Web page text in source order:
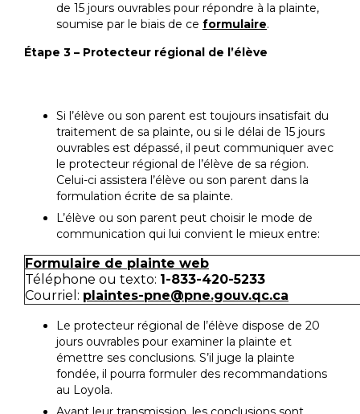
de 15 jours ouvrables pour répondre à la plainte,
soumise par le biais de ce formulaire.
Étape 3 – Protecteur régional de l’élève
Si l’élève ou son parent est toujours insatisfait du
traitement de sa plainte, ou si le délai de 15 jours
ouvrables est dépassé, il peut communiquer avec
le protecteur régional de l’élève de sa région.
Celui-ci assistera l’élève ou son parent dans la
formulation écrite de sa plainte.
L’élève ou son parent peut choisir le mode de
communication qui lui convient le mieux entre:
Formulaire de plainte web
Téléphone ou texto: 1-833-420-5233
Courriel: plaintes-pne@pne.gouv.qc.ca
Le protecteur régional de l’élève dispose de 20
jours ouvrables pour examiner la plainte et
émettre ses conclusions. S’il juge la plainte
fondée, il pourra formuler des recommandations
au Loyola.